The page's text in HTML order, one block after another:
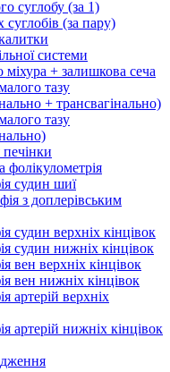
суглобу (за 1)
(за пару)
системи
+ залишкова сеча
тазу
+ трансвагінально)
тазу
печінки
фолікулометрія
судин шиї
з доплерівським
судин верхніх кінцівок
судин нижніх кінцівок
вен верхніх кінцівок
вен нижніх кінцівок
артерій верхніх
артерій нижніх кінцівок